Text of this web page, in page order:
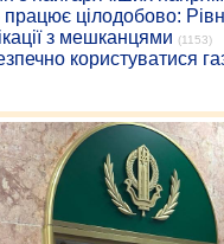
працює цілодобово:
з мешканцями (1153)
користуватися